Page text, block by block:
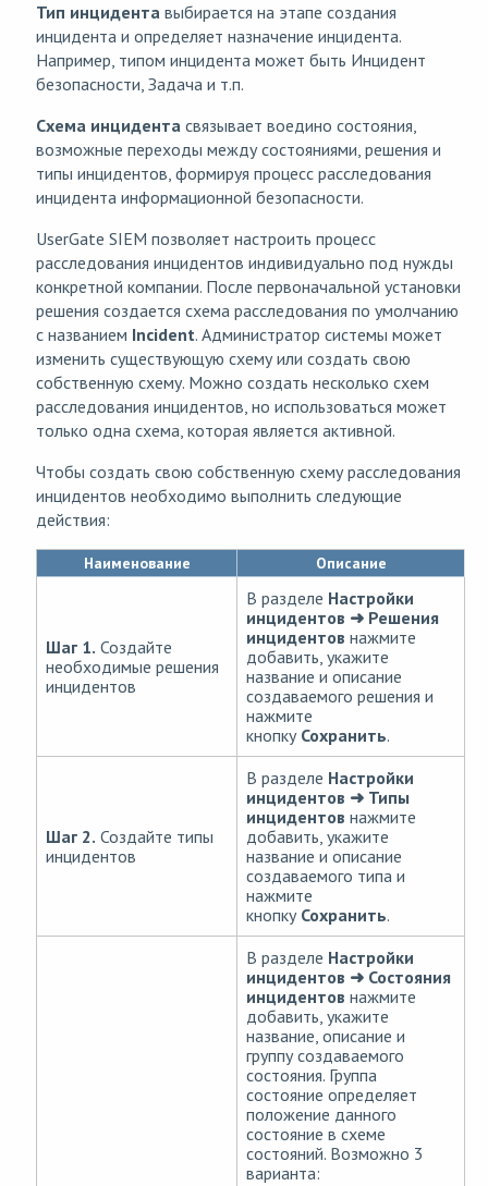
Тип инцидента выбирается на этапе создания
инцидента и определяет назначение инцидента.
Например, типом инцидента может быть Инцидент
безопасности, Задача и т.п.
Схема инцидента связывает воедино состояния,
возможные переходы между состояниями, решения и
типы инцидентов, формируя процесс расследования
инцидента информационной безопасности.
UserGate SIEM позволяет настроить процесс
расследования инцидентов индивидуально под нужды
конкретной компании. После первоначальной установки
решения создается схема расследования по умолчанию
с названием Incident. Администратор системы может
изменить существующую схему или создать свою
собственную схему. Можно создать несколько схем
расследования инцидентов, но использоваться может
только одна схема, которая является активной.
Чтобы создать свою собственную схему расследования
инцидентов необходимо выполнить следующие
действия:
Наименование Описание
Шаг 1. Создайте
необходимые решения
инцидентов
В разделе Настройки
инцидентов ➜ Решения
инцидентов нажмите
добавить, укажите
название и описание
создаваемого решения и
нажмите
кнопку Сохранить.
Шаг 2. Создайте типы
инцидентов
В разделе Настройки
инцидентов ➜ Типы
инцидентов нажмите
добавить, укажите
название и описание
создаваемого типа и
нажмите
кнопку Сохранить.
В разделе Настройки
инцидентов ➜ Состояния
инцидентов нажмите
добавить, укажите
название, описание и
группу создаваемого
состояния. Группа
состояние определяет
положение данного
состояние в схеме
состояний. Возможно 3
варианта: